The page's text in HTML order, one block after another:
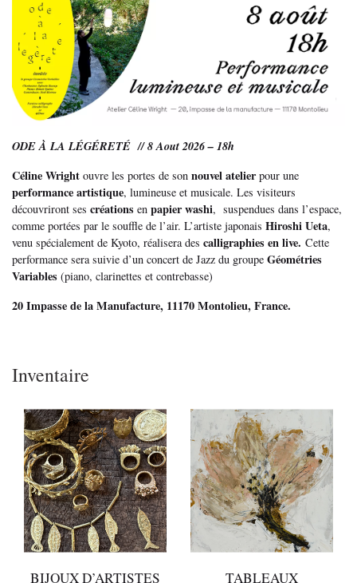
ODE À LA LÉGÉRETÉ // 8 Aout 2026 – 18h
Céline Wright ouvre les portes de son nouvel atelier pour une
performance artistique, lumineuse et musicale. Les visiteurs
découvriront ses créations en papier washi, suspendues dans l’espace,
comme portées par le souffle de l’air. L’artiste japonais Hiroshi Ueta,
venu spécialement de Kyoto, réalisera des calligraphies en live. Cette
performance sera suivie d’un concert de Jazz du groupe Géométries
Variables (piano, clarinettes et contrebasse)
20 Impasse de la Manufacture, 11170 Montolieu, France.
Inventaire
BIJOUX D’ARTISTES TABLEAUX